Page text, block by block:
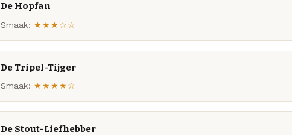
De Hopfan
Smaak: ★★★☆☆
De Tripel-Tijger
Smaak: ★★★★☆
De Stout-Liefhebber